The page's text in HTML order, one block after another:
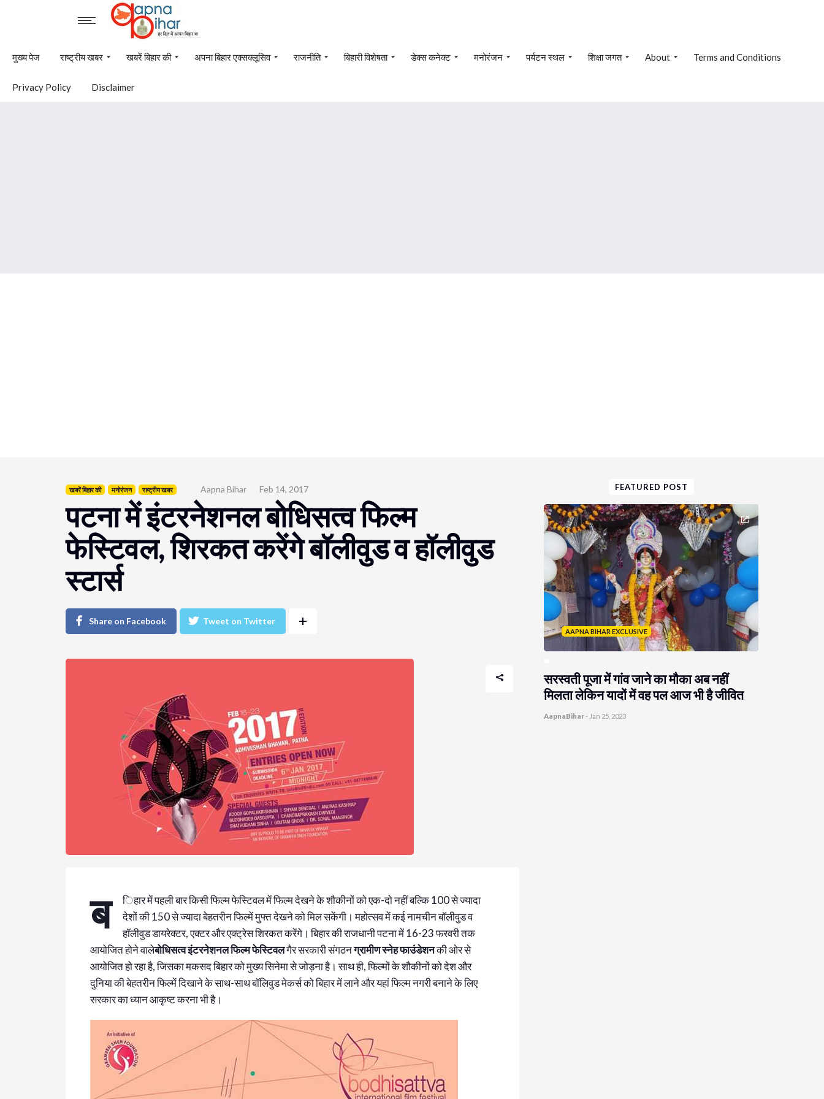
मुख्य पेज राष्ट्रीय खबर खबरें बिहार की अपना बिहार एक्सक्लूसिव राजनीति बिहारी विशेषता डेक्स कनेक्ट मनोरंजन पर्यटन स्थल शिक्षा जगत About Terms and Conditions
Privacy Policy Disclaimer
खबरें बिहार की मनोरंजन राष्ट्रीय खबर Aapna Bihar Feb 14, 2017
पटना में इंटरनेशनल बोधिसत्व फिल्म
फेस्टिवल, शिरकत करेंगे बॉलीवुड व हॉलीवुड
स्टार्स
Share on Facebook Tweet on Twitter +
ब
िहार में पहली बार किसी फिल्म फेस्टिवल में फिल्म देखने के शौकीनों को एक-दो नहीं बल्कि 100 से ज्यादा
देशों की 150 से ज्यादा बेहतरीन फिल्में मुफ्त देखने को मिल सकेंगी। महोत्सव में कई नामचीन बॉलीवुड व
हॉलीवुड डायरेक्टर, एक्टर और एक्ट्रेस शिरकत करेंगे। बिहार की राजधानी पटना में 16-23 फरवरी तक
आयोजित होने वालेबोधिसत्व इंटरनेशनल फिल्म फेस्टिवलगैर सरकारी संगठनग्रामीण स्नेह फाउंडेशनकी ओर से
आयोजित हो रहा है, जिसका मकसद बिहार को मुख्य सिनेमा से जोड़ना है। साथ ही, फिल्मों के शौकीनों को देश और
दुनिया की बेहतरीन फिल्में दिखाने के साथ-साथ बॉलिवुड मेकर्स को बिहार में लाने और यहां फिल्म नगरी बनाने के लिए
सरकार का ध्यान आकृष्ट करना भी है।
FEATURED POST
AAPNA BIHAR EXCLUSIVE
सरस्वती पूजा में गांव जाने का मौका अब नहीं
मिलता लेकिन यादों में वह पल आज भी है जीवित
AapnaBihar- Jan 25, 2023